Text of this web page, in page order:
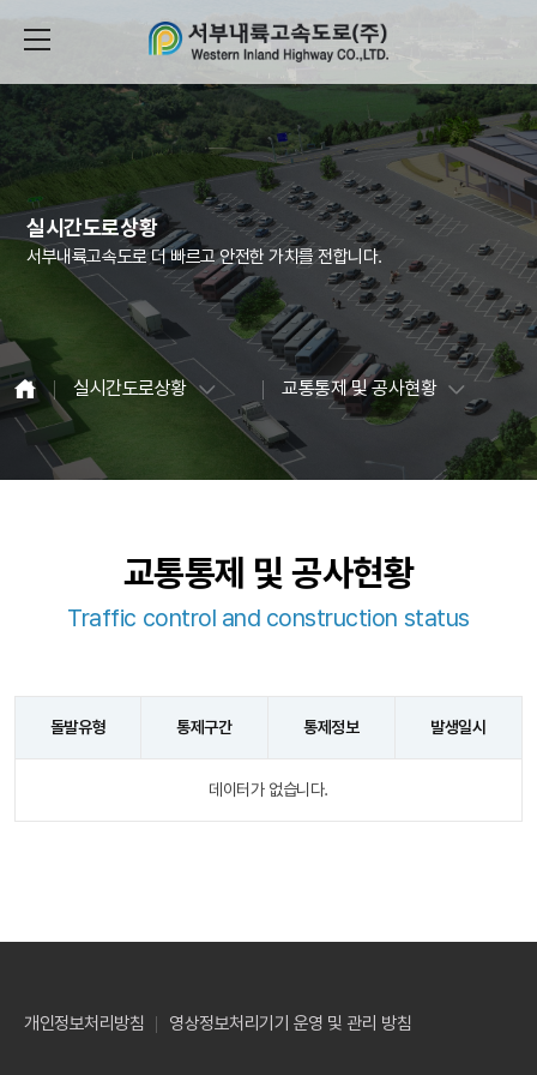
실시간도로상황
서부내륙고속도로 더 빠르고 안전한 가치를 전합니다.
실시간도로상황 교통통제 및 공사현황
교통통제 및 공사현황
Traffic control and construction status
돌발유형 통제구간 통제정보 발생일시
데이터가 없습니다.
개인정보처리방침 영상정보처리기기 운영 및 관리 방침